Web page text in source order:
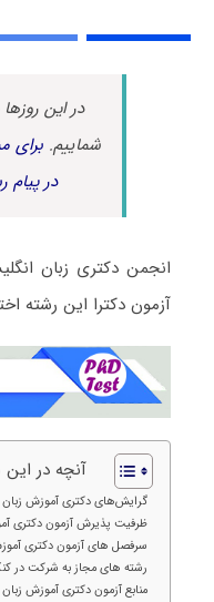
در این
شماییم.برای
در پیام
انجمن دکتری زبان
آزمون دکترا این رشته
آنچه در
گرایش‌های دکتری آموزش زبان
ظرفیت پذیرش آزمون دکتری
سرفصل های آزمون دکتری
رشته های مجاز به شرکت در
منابع آزمون دکتری آموزش